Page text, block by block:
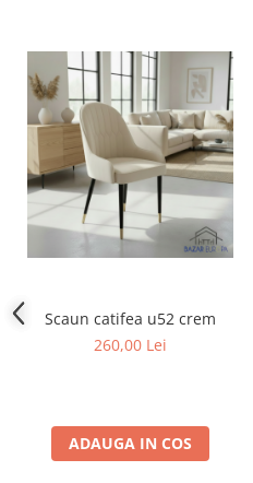
Scaun catifea u52 crem
260,00 Lei
ADAUGA IN COS